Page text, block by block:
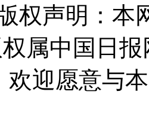
权声明：
属中国日
欢迎愿意与